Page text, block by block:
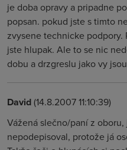
je doba opravy a pripadne
popsan. pokud jste s timto
zvysene technicke podpory.
jste hlupak. Ale to se nic
dobu a drzgreslu jako vy
David(14.8.2007 11:10:39)
Vážená slečno/paní z
nepodepisoval, protože já